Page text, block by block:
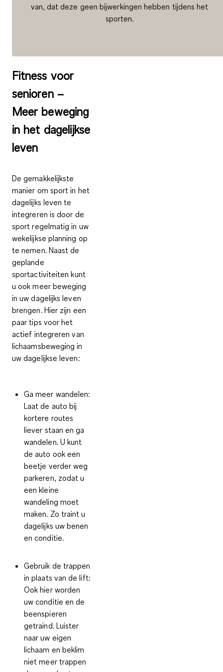
van, dat deze geen bijwerkingen hebben tijdens het
sporten.
Fitness voor
senioren –
Meer beweging
in het dagelijkse
leven
De gemakkelijkste
manier om sport in het
dagelijks leven te
integreren is door de
sport regelmatig in uw
wekelijkse planning op
te nemen. Naast de
geplande
sportactiviteiten kunt
u ook meer beweging
in uw dagelijks leven
brengen. Hier zijn een
paar tips voor het
actief integreren van
lichaamsbeweging in
uw dagelijkse leven:
Ga meer wandelen:
Laat de auto bij
kortere routes
liever staan en ga
wandelen. U kunt
de auto ook een
beetje verder weg
parkeren, zodat u
een kleine
wandeling moet
maken. Zo traint u
dagelijks uw benen
en conditie.
Gebruik de trappen
in plaats van de lift:
Ook hier worden
uw conditie en de
beenspieren
getraind. Luister
naar uw eigen
lichaam en beklim
niet meer trappen